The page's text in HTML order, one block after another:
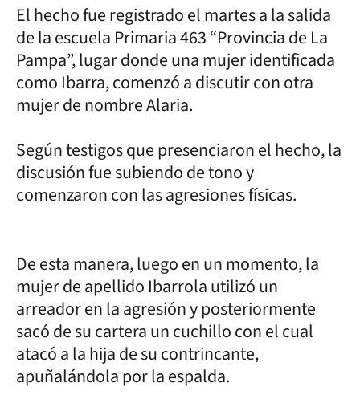
El hecho fue registrado el martes a la salida
de la escuela Primaria 463 “Provincia de La
Pampa”, lugar donde una mujer identificada
como Ibarra, comenzó a discutir con otra
mujer de nombre Alaria.
Según testigos que presenciaron el hecho, la
discusión fue subiendo de tono y
comenzaron con las agresiones físicas.
De esta manera, luego en un momento, la
mujer de apellido Ibarrola utilizó un
arreador en la agresión y posteriormente
sacó de su cartera un cuchillo con el cual
atacó a la hija de su contrincante,
apuñalándola por la espalda.